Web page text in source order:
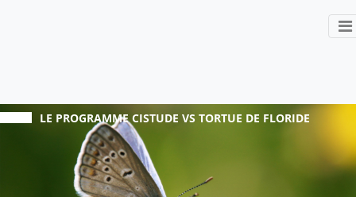
LE PROGRAMMECISTUDE VS TORTUE DE FLORIDE